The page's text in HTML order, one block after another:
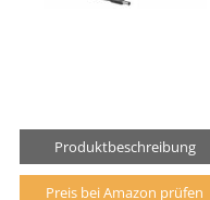
Produktbeschreibung
Preis bei Amazon prüfen